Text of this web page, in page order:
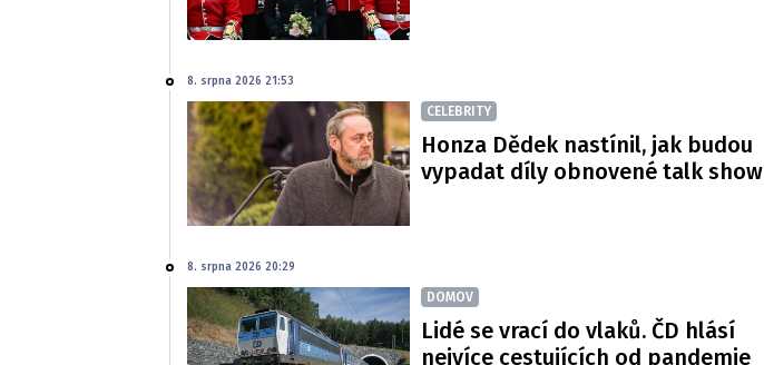
8. srpna 2026 21:53
CELEBRITY
Honza Dědek nastínil, jak budou
vypadat díly obnovené talk show
8. srpna 2026 20:29
DOMOV
Lidé se vrací do vlaků. ČD hlásí
nejvíce cestujících od pandemie